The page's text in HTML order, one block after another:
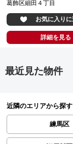
葛飾区細田４丁目
お気に入り
詳細を見る
最近見た物件
近隣のエリアから探す
練馬区